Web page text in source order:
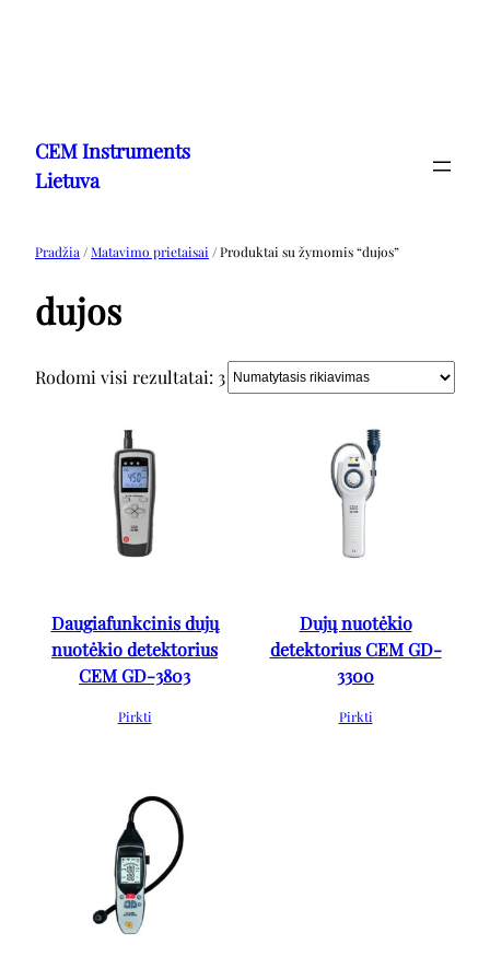
turinio
CEM Instruments
Lietuva
Pradžia /Matavimo prietaisai / Produktai su žymomis “dujos”
dujos
Rodomi visi rezultatai: 3
Daugiafunkcinis dujų
nuotėkio detektorius
CEM GD-3803
Pirkti
Dujų nuotėkio
detektorius CEM GD-
3300
Pirkti